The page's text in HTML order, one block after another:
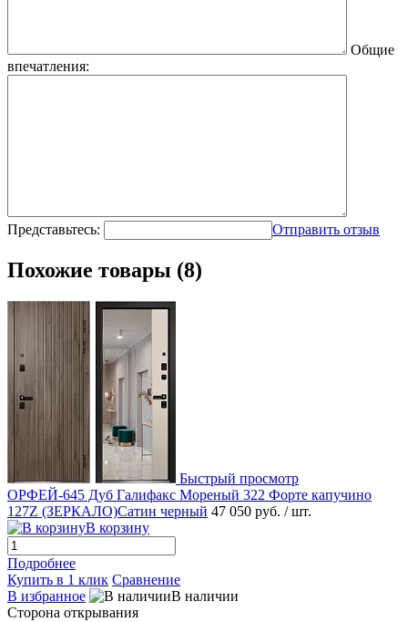
Общие
впечатления:
Представьтесь: Отправить отзыв
Похожие товары (8)
Быстрый просмотр
ОРФЕЙ-645 Дуб Галифакс Мореный 322 Форте капучино
127Z (ЗЕРКАЛО)Сатин черный 47 050 руб. / шт.
В корзину
Подробнее
Купить в 1 клик Сравнение
В избранное
В наличии
Сторона открывания